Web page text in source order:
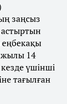
заңсыз
астыртын
еңбекақы
жылы 14
үшінші
тағылған